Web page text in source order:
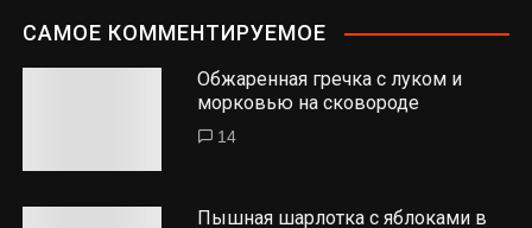
САМОЕ КОММЕНТИРУЕМОЕ
Обжаренная гречка с луком и
морковью на сковороде
14
Пышная шарлотка с яблоками в